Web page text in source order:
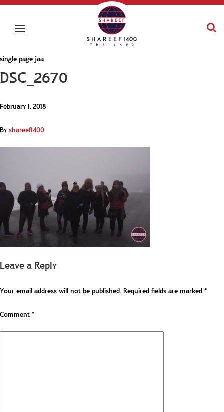
single page jaa
DSC_2670
February 1, 2018
Byshareef1400
Leave a Reply
Your email address will not be published.Required fields are marked*
Comment*